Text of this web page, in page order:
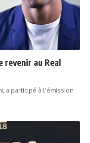
revenir au Real
a participé à l'émission